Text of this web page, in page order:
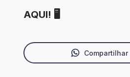
AQUI! 🖥️
Compartilhar